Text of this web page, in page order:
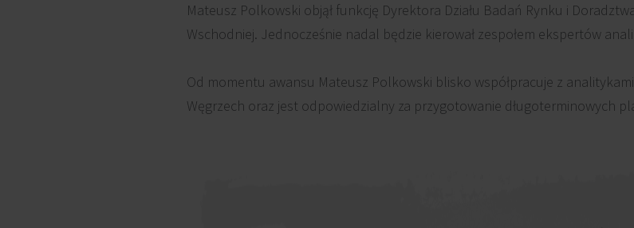
Mateusz Polkowski objął funkcję Dyrektora Działu Badań Rynku i
Wschodniej. Jednocześnie nadal będzie kierował zespołem ekspertów
Od momentu awansu Mateusz Polkowski blisko współpracuje z analitykami
Węgrzech oraz jest odpowiedzialny za przygotowanie długoterminowych